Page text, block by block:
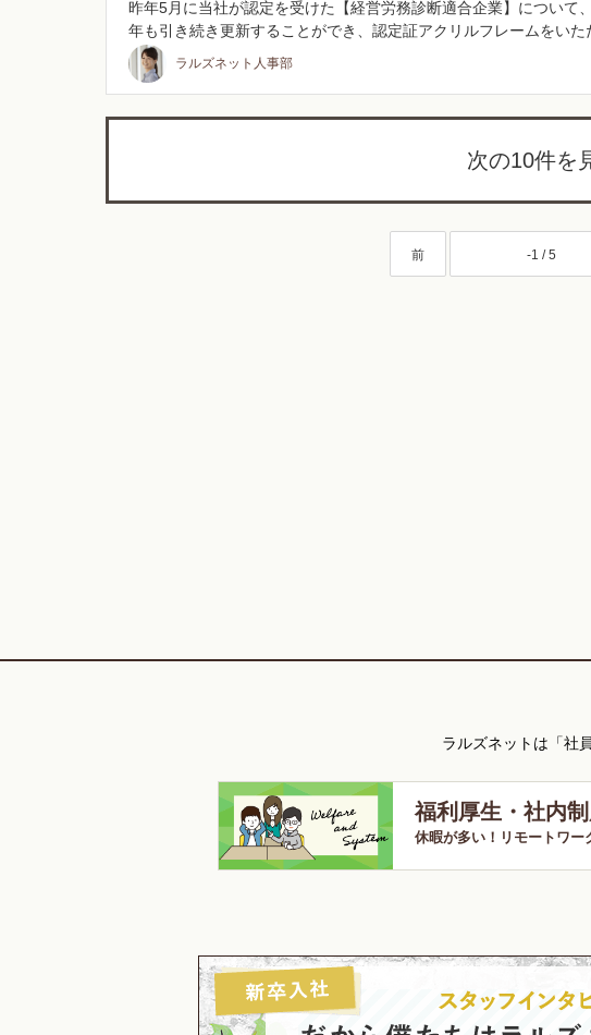
昨年5月に当社が認定を受けた【経営労務診断適合企業】について
年も引き続き更新することができ、認定証アクリルフレームをいた
ま…
ラルズネット人事部
次の10件を
前 -1 / 5
ラルズネットは「社
福利厚生・社内
休暇が多い！リモートワー